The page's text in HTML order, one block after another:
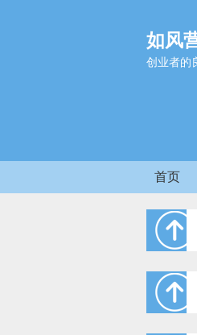
如风
创业者的
首页